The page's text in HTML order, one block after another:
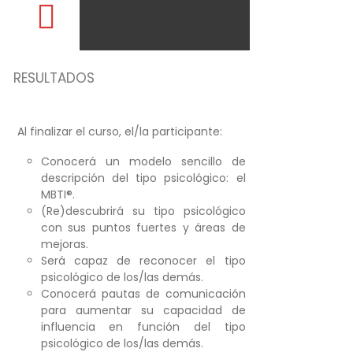
RESULTADOS
Al finalizar el curso, el/la participante:
Conocerá un modelo sencillo de
descripción del tipo psicológico: el
MBTI®.
(Re)descubrirá su tipo psicológico
con sus puntos fuertes y áreas de
mejoras.
Será capaz de reconocer el tipo
psicológico de los/las demás.
Conocerá pautas de comunicación
para aumentar su capacidad de
influencia en función del tipo
psicológico de los/las demás.